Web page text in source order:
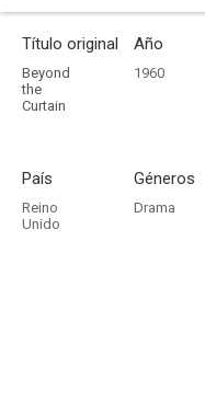
Título original
Beyond
the
Curtain
Año
1960
País
Reino
Unido
Géneros
Drama